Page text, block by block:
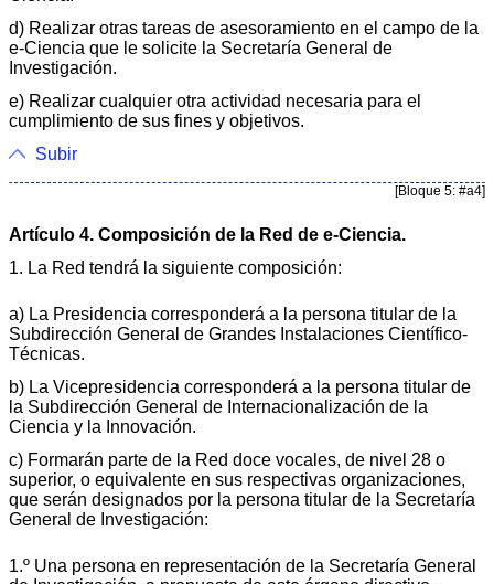
d) Realizar otras tareas de asesoramiento en el campo de la
e-Ciencia que le solicite la Secretaría General de
Investigación.
e) Realizar cualquier otra actividad necesaria para el
cumplimiento de sus fines y objetivos.
Subir
[Bloque 5: #a4]
Artículo 4. Composición de la Red de e-Ciencia.
1. La Red tendrá la siguiente composición:
a) La Presidencia corresponderá a la persona titular de la
Subdirección General de Grandes Instalaciones Científico-
Técnicas.
b) La Vicepresidencia corresponderá a la persona titular de
la Subdirección General de Internacionalización de la
Ciencia y la Innovación.
c) Formarán parte de la Red doce vocales, de nivel 28 o
superior, o equivalente en sus respectivas organizaciones,
que serán designados por la persona titular de la Secretaría
General de Investigación:
1.º Una persona en representación de la Secretaría General